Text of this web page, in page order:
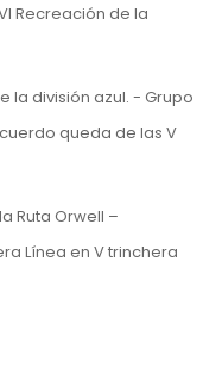
Recreación de la
la división azul. - Grupo
queda de las V
Ruta Orwell –
Línea en V trinchera